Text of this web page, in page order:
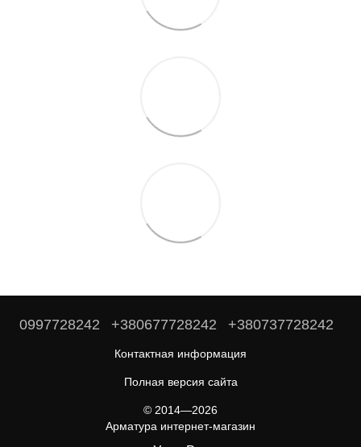
0997728242 +380677728242 +380737728242
Контактная информация
Полная версия сайта
© 2014—2026
Арматура интернет-магазин